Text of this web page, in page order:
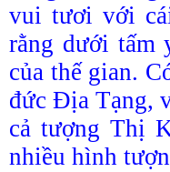
vui tươi với
rằng dưới tấm
của thế gian.
đức Địa Tạng,
cả tượng Thị
nhiều hình